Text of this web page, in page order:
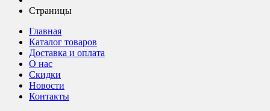
Страницы
Главная
Каталог товаров
Доставка и оплата
О нас
Скидки
Новости
Контакты